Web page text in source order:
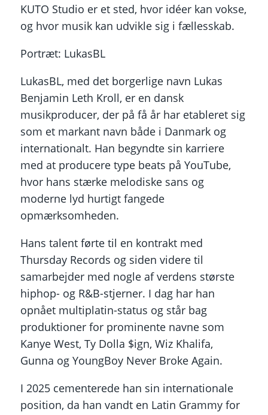
KUTO Studio er et sted, hvor idéer kan vokse,
og hvor musik kan udvikle sig i fællesskab.
Portræt: LukasBL
LukasBL, med det borgerlige navn Lukas
Benjamin Leth Kroll, er en dansk
musikproducer, der på få år har etableret sig
som et markant navn både i Danmark og
internationalt. Han begyndte sin karriere
med at producere type beats på YouTube,
hvor hans stærke melodiske sans og
moderne lyd hurtigt fangede
opmærksomheden.
Hans talent førte til en kontrakt med
Thursday Records og siden videre til
samarbejder med nogle af verdens største
hiphop- og R&B-stjerner. I dag har han
opnået multiplatin-status og står bag
produktioner for prominente navne som
Kanye West, Ty Dolla $ign, Wiz Khalifa,
Gunna og YoungBoy Never Broke Again.
I 2025 cementerede han sin internationale
position, da han vandt en Latin Grammy for